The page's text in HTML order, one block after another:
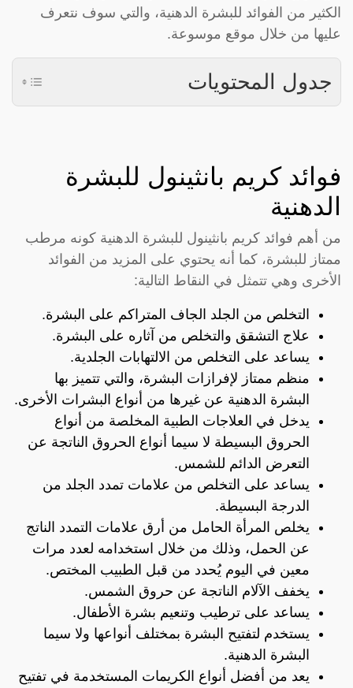
الكثير من الفوائد للبشرة الدهنية، والتي سوف نتعرف
عليها من خلال موقع موسوعة.
جدول المحتويات
فوائد كريم بانثينول للبشرة
الدهنية
من أهم فوائد كريم بانثينول للبشرة الدهنية كونه مرطب
ممتاز للبشرة، كما أنه يحتوي على المزيد من الفوائد
الأخرى وهي تتمثل في النقاط التالية:
التخلص من الجلد الجاف المتراكم على البشرة.
علاج التشقق والتخلص من آثاره على البشرة.
يساعد على التخلص من الالتهابات الجلدية.
منظم ممتاز لإفرازات البشرة، والتي تتميز بها
البشرة الدهنية عن غيرها من أنواع البشرات الأخرى.
يدخل في العلاجات الطبية المخلصة من أنواع
الحروق البسيطة لا سيما أنواع الحروق الناتجة عن
التعرض الدائم للشمس.
يساعد على التخلص من علامات تمدد الجلد من
الدرجة البسيطة.
يخلص المرأة الحامل من أرق علامات التمدد الناتج
عن الحمل، وذلك من خلال استخدامه لعدد مرات
معين في اليوم يُحدد من قبل الطبيب المختص.
يخفف الآلام الناتجة عن حروق الشمس.
يساعد على ترطيب وتنعيم بشرة الأطفال.
يستخدم لتفتيح البشرة بمختلف أنواعها ولا سيما
البشرة الدهنية.
يعد من أفضل أنواع الكريمات المستخدمة في تفتيح